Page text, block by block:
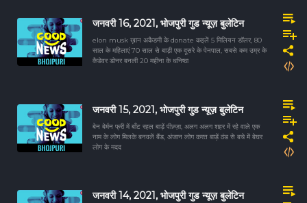
जनवरी 16, 2021, भोजपुरी गुड न्यूज़ बुलेटिन
elon musk ख़ान अकैडमी के donate कइलें 5 मिलियन डॉलर, 80
साल के महिलाएं 70 साल से बाड़ी एक दूसरे के पेनपाल, सबसे कम उम्र के
कैडेवर डोनर बनली 20 महीना के धनिष्ठा
जनवरी 15, 2021, भोजपुरी गुड न्यूज़ बुलेटिन
बेन बेर्मन फ्री में बाँट रहल बाड़ें पीज़्ज़ा, अलग अलग शहर में रहे वाले एक
नाम के लोग मिलके बनवलें बैंड, अंजान लोग करत बाड़ें ठंड से बचे में बेघर
लोग के मदद
जनवरी 14, 2021, भोजपुरी गुड न्यूज़ बुलेटिन